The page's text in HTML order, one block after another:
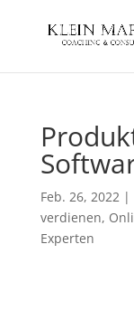
Feb. 26, 2022|
verdienen,
Experten